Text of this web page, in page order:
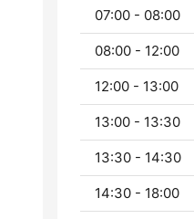
07:00 - 08:00
08:00 - 12:00
12:00 - 13:00
13:00 - 13:30
13:30 - 14:30
14:30 - 18:00